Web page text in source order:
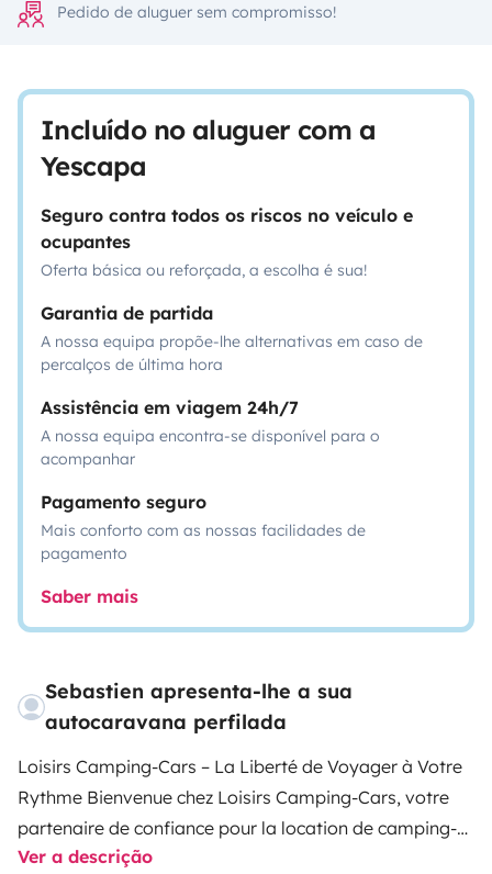
Pedido de aluguer sem compromisso!
Incluído no aluguer com a
Yescapa
Seguro contra todos os riscos no veículo e
ocupantes
Oferta básica ou reforçada, a escolha é sua!
Garantia de partida
A nossa equipa propõe-lhe alternativas em caso de
percalços de última hora
Assistência em viagem 24h/7
A nossa equipa encontra-se disponível para o
acompanhar
Pagamento seguro
Mais conforto com as nossas facilidades de
pagamento
Saber mais
Sebastien apresenta-lhe a sua
autocaravana perfilada
Loisirs Camping-Cars – La Liberté de Voyager à Votre
Rythme Bienvenue chez Loisirs Camping-Cars, votre
partenaire de confiance pour la location de camping-
cars et vans aménagés. Envie d’évasion, de grands
Ver a descrição